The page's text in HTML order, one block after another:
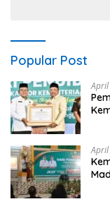
Popular Post